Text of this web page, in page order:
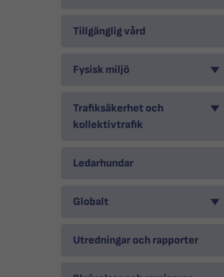
Tillgänglig vård
Fysisk miljö
Trafiksäkerhet och
kollektivtrafik
Ledarhundar
Globalt
Utredningar och rapporter